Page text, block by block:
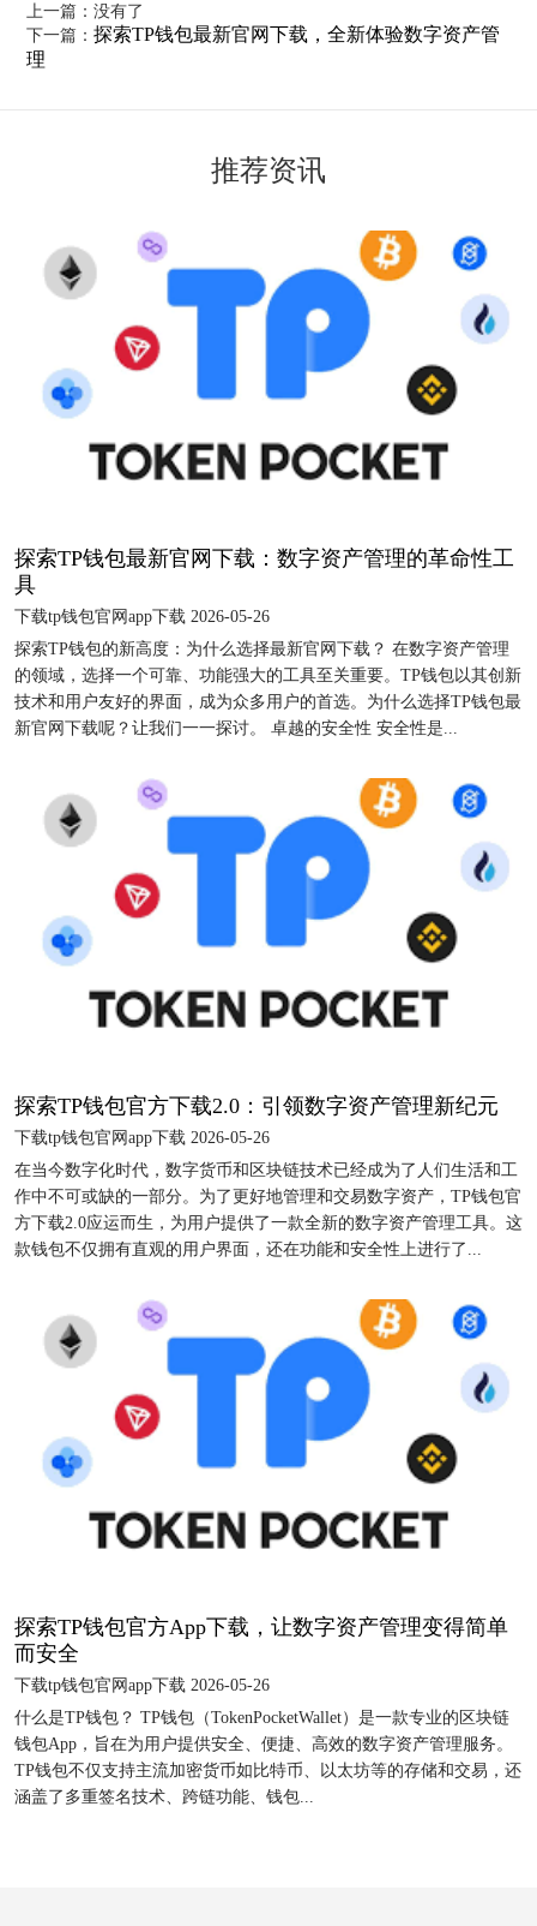
上一篇：没有了
下一篇：探索TP钱包最新官网下载，全新体验数字资产管
理
推荐资讯
探索TP钱包最新官网下载：数字资产管理的革命性工
具
下载tp钱包官网app下载 2026-05-26
探索TP钱包的新高度：为什么选择最新官网下载？ 在数字资产管理
的领域，选择一个可靠、功能强大的工具至关重要。TP钱包以其创新
技术和用户友好的界面，成为众多用户的首选。为什么选择TP钱包最
新官网下载呢？让我们一一探讨。 卓越的安全性 安全性是...
探索TP钱包官方下载2.0：引领数字资产管理新纪元
下载tp钱包官网app下载 2026-05-26
在当今数字化时代，数字货币和区块链技术已经成为了人们生活和工
作中不可或缺的一部分。为了更好地管理和交易数字资产，TP钱包官
方下载2.0应运而生，为用户提供了一款全新的数字资产管理工具。这
款钱包不仅拥有直观的用户界面，还在功能和安全性上进行了...
探索TP钱包官方App下载，让数字资产管理变得简单
而安全
下载tp钱包官网app下载 2026-05-26
什么是TP钱包？ TP钱包（TokenPocketWallet）是一款专业的区块链
钱包App，旨在为用户提供安全、便捷、高效的数字资产管理服务。
TP钱包不仅支持主流加密货币如比特币、以太坊等的存储和交易，还
涵盖了多重签名技术、跨链功能、钱包...